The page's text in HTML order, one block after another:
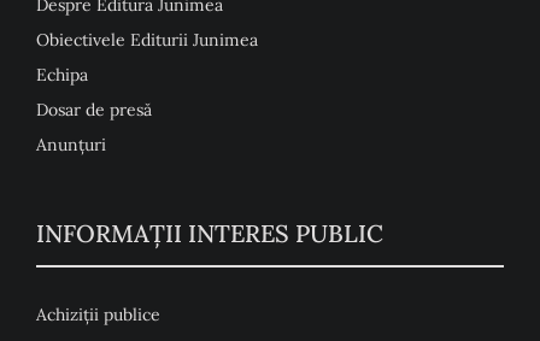
Obiectivele Editurii Junimea
Echipa
Dosar de presă
Anunţuri
INFORMAȚII INTERES PUBLIC
Achiziții publice